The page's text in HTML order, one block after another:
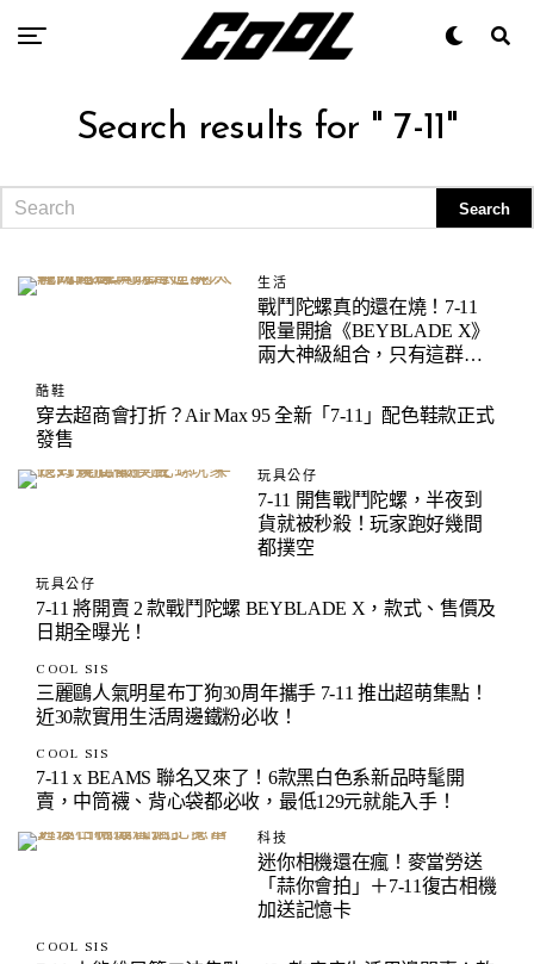
Search results for " 7-11"
生活
戰鬥陀螺真的還在燒！7-11
限量開搶《BEYBLADE X》
兩大神級組合，只有這群人
酷鞋
穿去超商會打折？Air Max 95 全新「7-11」配色鞋款正式
發售
玩具公仔
7-11 開售戰鬥陀螺，半夜到
貨就被秒殺！玩家跑好幾間
都撲空
玩具公仔
7-11 將開賣 2 款戰鬥陀螺 BEYBLADE X，款式、售價及
日期全曝光！
COOL SIS
三麗鷗人氣明星布丁狗30周年攜手 7-11 推出超萌集點！
近30款實用生活周邊鐵粉必收！
COOL SIS
7-11 x BEAMS 聯名又來了！6款黑白色系新品時髦開
賣，中筒襪、背心袋都必收，最低129元就能入手！
科技
迷你相機還在瘋！麥當勞送
「蒜你會拍」＋7-11復古相機
加送記憶卡
COOL SIS